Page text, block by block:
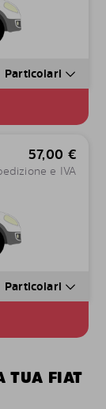
Particolari
57,00 €
e IVA
Particolari
TUA FIAT